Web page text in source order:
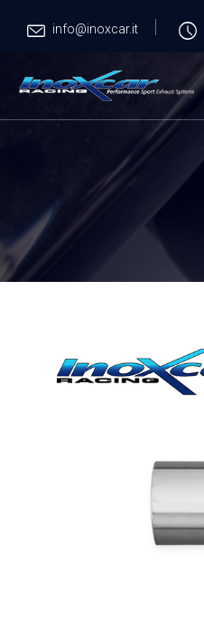
info@inoxcar.it